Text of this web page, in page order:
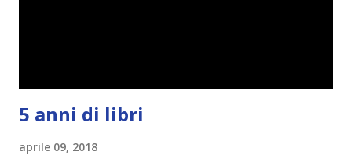
5 anni di libri
aprile 09, 2018